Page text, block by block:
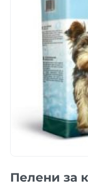
Пелени за